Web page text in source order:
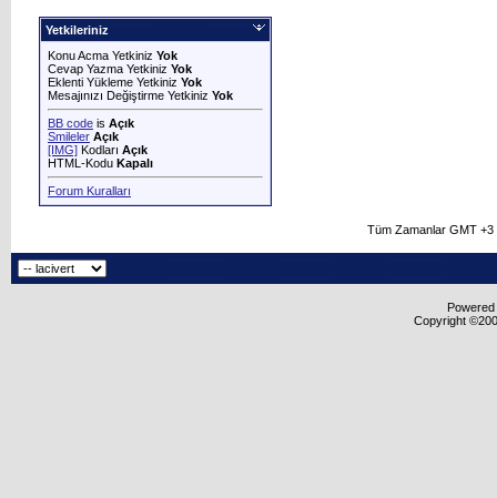
Yetkileriniz
Konu Acma Yetkiniz Yok
Cevap Yazma Yetkiniz Yok
Eklenti Yükleme Yetkiniz Yok
Mesajınızı Değiştirme Yetkiniz Yok
BB code is Açık
Smileler Açık
[IMG] Kodları Açık
HTML-Kodu Kapalı
Forum Kuralları
Tüm Zamanlar GMT
Copyright